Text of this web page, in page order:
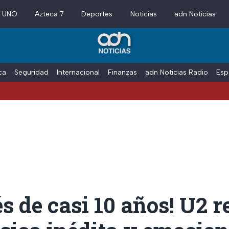
Azteca 7 Deportes Noticias adn Noticias
Seguridad Internacional Finanzas adn Noticias Radio
de casi 10 años! U2